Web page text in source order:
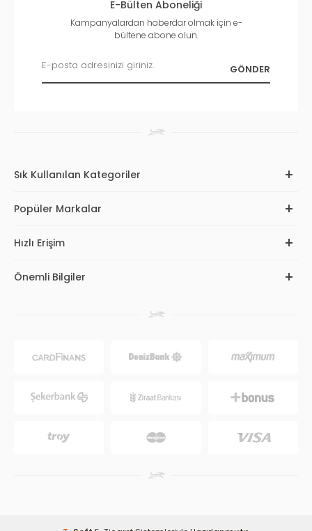
E-Bülten Aboneliği
Kampanyalardan haberdar olmak için e-
bültene abone olun.
Sık Kullanılan Kategoriler
Popüler Markalar
Hızlı Erişim
Önemli Bilgiler